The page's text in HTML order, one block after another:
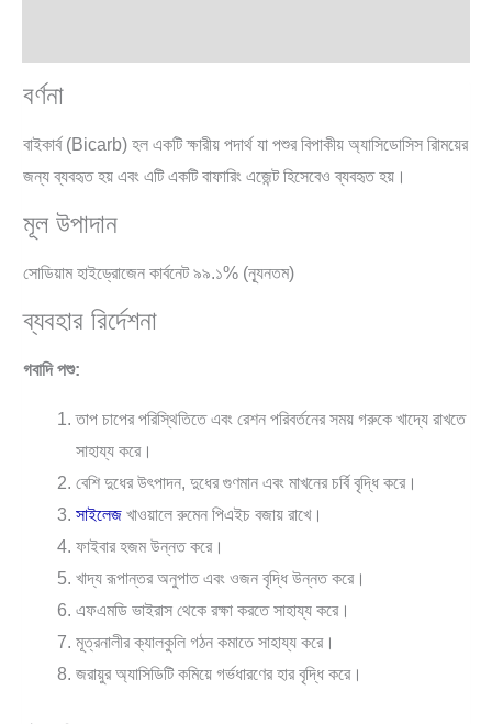
বর্ণনা
বাইকার্ব (Bicarb) হল একটি ক্ষারীয় পদার্থ যা পশুর বিপাকীয় অ্যাসিডোসিস রিাময়ের
জন্য ব্যবহৃত হয় এবং এটি একটি বাফারিং এজেন্ট হিসেবেও ব্যবহৃত হয়।
মূল উপাদান
সোডিয়াম হাইড্রোজেন কার্বনেট ৯৯.১% (ন্যূনতম)
ব্যবহার রির্দেশনা
গবাদি পশু:
তাপ চাপের পরিস্থিতিতে এবং রেশন পরিবর্তনের সময় গরুকে খাদ্যে রাখতে
সাহায্য করে।
বেশি দুধের উৎপাদন, দুধের গুণমান এবং মাখনের চর্বি বৃদ্ধি করে।
সাইলেজ খাওয়ালে রুমেন পিএইচ বজায় রাখে।
ফাইবার হজম উন্নত করে।
খাদ্য রূপান্তর অনুপাত এবং ওজন বৃদ্ধি উন্নত করে।
এফএমডি ভাইরাস থেকে রক্ষা করতে সাহায্য করে।
মূত্রনালীর ক্যালকুলি গঠন কমাতে সাহায্য করে।
জরায়ুর অ্যাসিডিটি কমিয়ে গর্ভধারণের হার বৃদ্ধি করে।